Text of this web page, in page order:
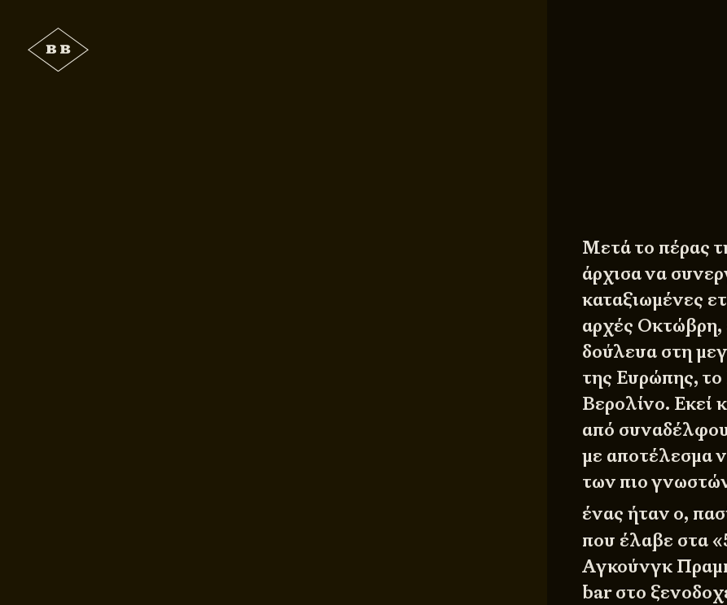
Μετά το πέρας
άρχισα να
καταξιωμένες
αρχές Οκτώβρη,
δούλευα στη
της Ευρώπης,
Βερολίνο. Εκεί
από
με αποτέλεσμα
των πιο
ένας ήταν ο,
που έλαβε στα
Αγκούνγκ
bar στο